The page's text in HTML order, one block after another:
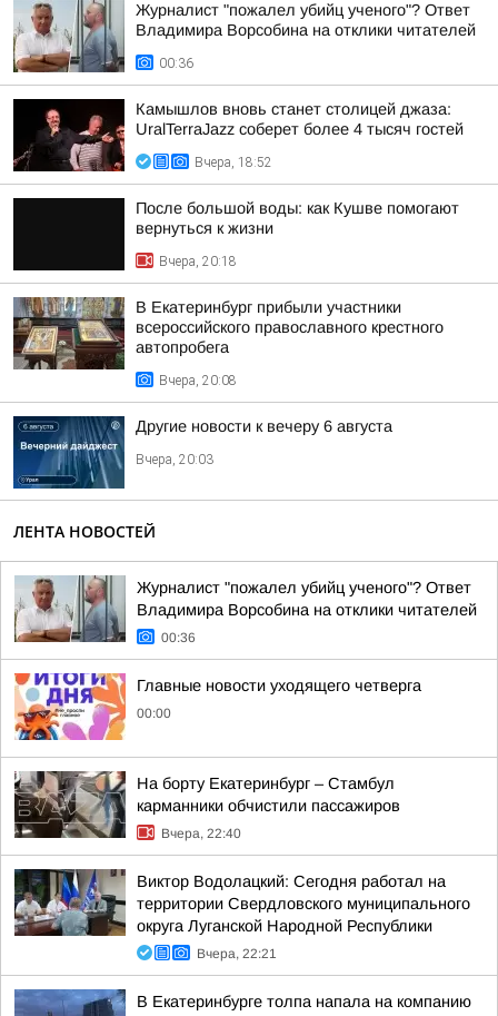
Журналист "пожалел убийц ученого"? Ответ
Владимира Ворсобина на отклики читателей
00:36
Камышлов вновь станет столицей джаза:
UralTerraJazz соберет более 4 тысяч гостей
Вчера, 18:52
После большой воды: как Кушве помогают
вернуться к жизни
Вчера, 20:18
В Екатеринбург прибыли участники
всероссийского православного крестного
автопробега
Вчера, 20:08
Другие новости к вечеру 6 августа
Вчера, 20:03
ЛЕНТА НОВОСТЕЙ
Журналист "пожалел убийц ученого"? Ответ
Владимира Ворсобина на отклики читателей
00:36
Главные новости уходящего четверга
00:00
На борту Екатеринбург – Стамбул
карманники обчистили пассажиров
Вчера, 22:40
Виктор Водолацкий: Сегодня работал на
территории Свердловского муниципального
округа Луганской Народной Республики
Вчера, 22:21
В Екатеринбурге толпа напала на компанию